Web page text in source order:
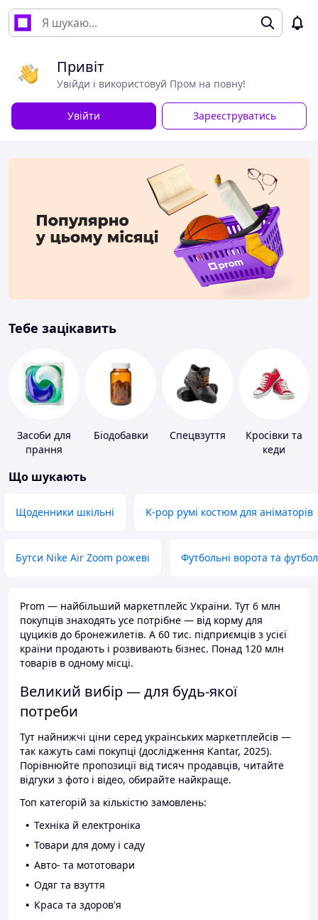
Привіт
Увійди і використовуй Пром на повну!
Увійти Зареєструватись
Тебе зацікавить
Засоби для
прання
Біодобавки Спецвзуття
Кросівки та
кеди
Що шукають
Щоденники шкільні K-pop румі костюм для аніматорів
Бутси Nike Air Zoom рожеві Футбольні ворота та
Prom — найбільший маркетплейс України. Тут 6 млн
покупців знаходять усе потрібне — від корму для
цуциків до бронежилетів. А 60 тис. підприємців з усієї
країни продають і розвивають бізнес. Понад 120 млн
товарів в одному місці.
Великий вибір — для будь-якої
потреби
Тут найнижчі ціни серед українських маркетплейсів —
так кажуть самі покупці (дослідження Kantar, 2025).
Порівнюйте пропозиції від тисяч продавців, читайте
відгуки з фото і відео, обирайте найкраще.
Топ категорій за кількістю замовлень:
Техніка й електроніка
Товари для дому і саду
Авто- та мототовари
Одяг та взуття
Краса та здоров'я